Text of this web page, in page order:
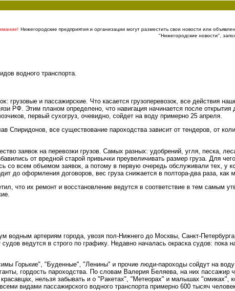
Нижегородские предприятия и организации могут разместить свои новости или
"Нижегородские новости",
водного транспорта.
грузовые и пассажирские. Что касается грузоперевозок, все действия
РФ. Этим планом определено, что навигация начинается после открытия
первый сухогруз, очевидно, сойдет на воду примерно 25 апреля.
Спиридонов, все существование пароходства зависит от тендеров, от
заявок на перевозки грузов. Самых разных: удобрений, угля, песка,
от вредной старой привычки преувеличивать размер груза. Для
со всем объемом заявок, а потому в первую очередь обслуживали тех, у
до оформления договоров, вес груза снижается в полтора-два раза, как
что их ремонт и восстановление ведутся в соответствие в тем самым
артериям города, увозя пол-Нижнего до Москвы, Санкт-
ведутся в строго по графику. Недавно началась окраска судов: пока
Горькие", "Буденные", "Ленины" и прочие люди-пароходы сойдут на
гордость пароходства. По словам Валерия Беляева, на них пассажир
нельзя забывать и о "Ракетах", "Метеорах" и малышах "омиках",
видами пассажирского водного транспорта примерно 600 тысяч